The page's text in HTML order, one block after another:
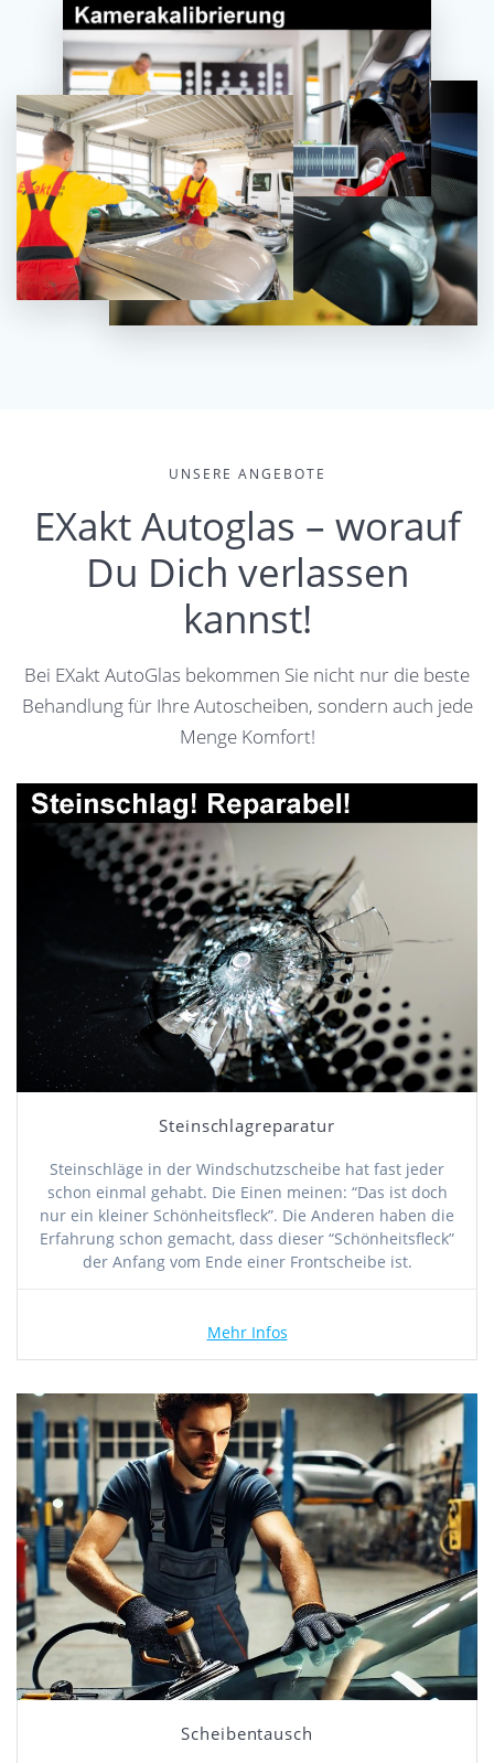
UNSERE ANGEBOTE
EXakt Autoglas – worauf
Du Dich verlassen
kannst!
Bei EXakt AutoGlas bekommen Sie nicht nur die beste
Behandlung für Ihre Autoscheiben, sondern auch jede
Menge Komfort!
Steinschlagreparatur
Steinschläge in der Windschutzscheibe hat fast jeder
schon einmal gehabt. Die Einen meinen: “Das ist doch
nur ein kleiner Schönheitsfleck”. Die Anderen haben die
Erfahrung schon gemacht, dass dieser “Schönheitsfleck”
der Anfang vom Ende einer Frontscheibe ist.
Mehr Infos
Scheibentausch